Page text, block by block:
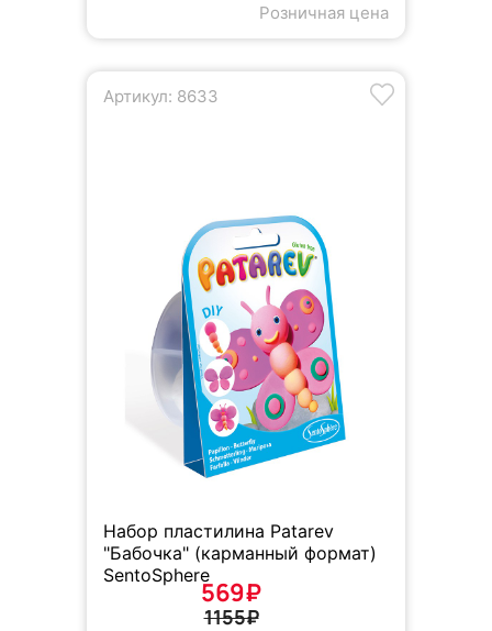
Розничная цена
Артикул: 8633
Набор пластилина Patarev
"Бабочка" (карманный формат)
SentoSphere
569₽
1155₽